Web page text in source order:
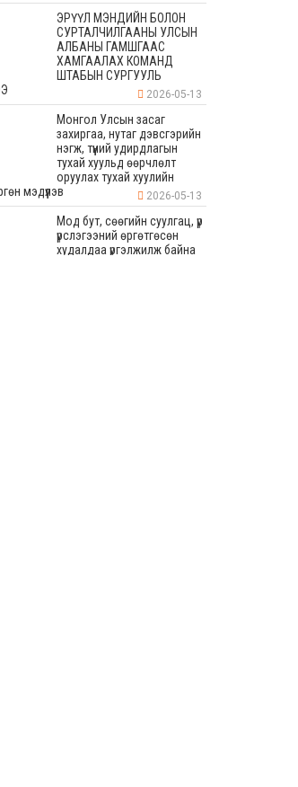
ЭРҮҮЛ МЭНДИЙН БОЛОН
СУРТАЛЧИЛГААНЫ УЛСЫН
АЛБАНЫ ГАМШГААС
ХАМГААЛАХ КОМАНД
ШТАБЫН СУРГУУЛЬ
2026-05-13
Монгол Улсын засаг
захиргаа, нутаг дэвсгэрийн
нэгж, түүний удирдлагын
тухай хуульд өөрчлөлт
оруулах тухай хуулийн
мэдүүлэв
2026-05-13
Мод бут, сөөгийн суулгац, үр
үрслэгээний өргөтгөсөн
худалдаа үргэлжилж байна